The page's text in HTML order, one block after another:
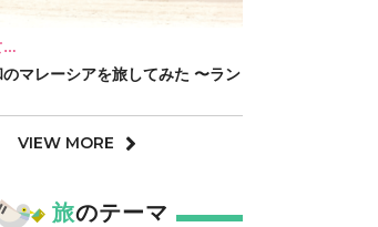
…
のマレーシアを旅してみた 〜ラン
VIEW MORE
旅のテーマ